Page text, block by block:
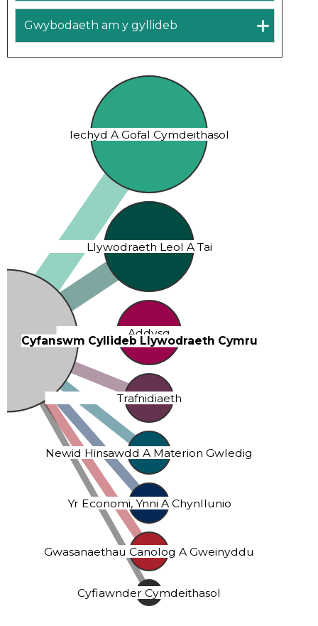
Gwybodaeth am y gyllideb
Iechyd A Gofal Cymdeithasol
Llywodraeth Leol A Tai
Addysg
Trafnidiaeth
Newid Hinsawdd A Materion Gwledig
Yr Economi, Ynni A Chynllunio
Gwasanaethau Canolog A Gweinyddu
Cyfiawnder Cymdeithasol
Cyfanswm Cyllideb Llywodraeth Cymru